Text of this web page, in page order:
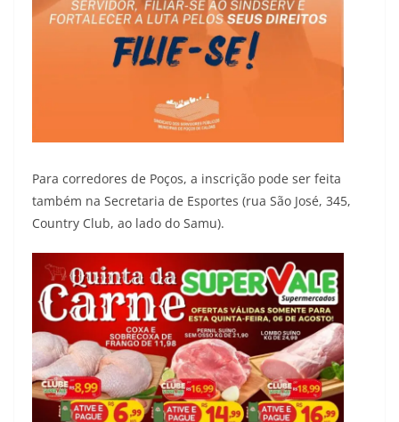
Para corredores de Poços, a inscrição pode ser feita
também na Secretaria de Esportes (rua São José, 345,
Country Club, ao lado do Samu).